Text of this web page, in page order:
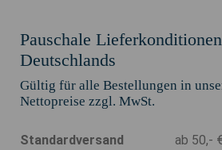
Pauschale
Deutschlands
Gültig für alle Bestellungen in
Nettopreise zzgl. MwSt.
Standardversand
ab 50,-